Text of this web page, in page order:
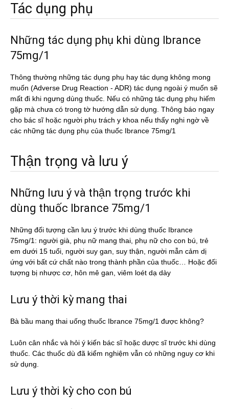
Tác dụng phụ
Những tác dụng phụ khi dùng Ibrance
75mg/1
Thông thường những tác dụng phụ hay tác dụng không mong
muốn (Adverse Drug Reaction - ADR) tác dụng ngoài ý muốn sẽ
mất đi khi ngưng dùng thuốc. Nếu có những tác dụng phụ hiếm
gặp mà chưa có trong tờ hướng dẫn sử dụng. Thông báo ngay
cho bác sĩ hoặc người phụ trách y khoa nếu thấy nghi ngờ về
các những tác dụng phụ của thuốc Ibrance 75mg/1
Thận trọng và lưu ý
Những lưu ý và thận trọng trước khi
dùng thuốc Ibrance 75mg/1
Những đối tượng cần lưu ý trước khi dùng thuốc Ibrance
75mg/1: người già, phụ nữ mang thai, phụ nữ cho con bú, trẻ
em dưới 15 tuổi, người suy gan, suy thận, người mẫn cảm dị
ứng với bất cứ chất nào trong thành phần của thuốc… Hoặc đối
tượng bị nhược cơ, hôn mê gan, viêm loét dạ dày
Lưu ý thời kỳ mang thai
Bà bầu mang thai uống thuốc Ibrance 75mg/1 được không?
Luôn cân nhắc và hỏi ý kiến bác sĩ hoặc dược sĩ trước khi dùng
thuốc. Các thuốc dù đã kiểm nghiệm vẫn có những nguy cơ khi
sử dụng.
Lưu ý thời kỳ cho con bú